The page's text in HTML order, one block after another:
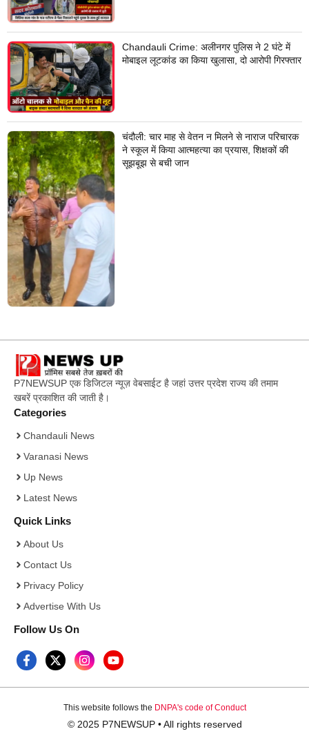
Chandauli Crime: अलीनगर पुलिस ने 2 घंटे में
मोबाइल लूटकांड का किया खुलासा, दो आरोपी गिरफ्तार
चंदौली: चार माह से वेतन न मिलने से नाराज परिचारक
ने स्कूल में किया आत्महत्या का प्रयास, शिक्षकों की
सूझबूझ से बची जान
P7NEWSUP एक डिजिटल न्यूज़ वेबसाईट है जहां उत्तर प्रदेश राज्य की तमाम
खबरें प्रकाशित की जाती है।
Categories
Chandauli News
Varanasi News
Up News
Latest News
Quick Links
About Us
Contact Us
Privacy Policy
Advertise With Us
Follow Us On
This website follows the DNPA's code of Conduct
© 2025 P7NEWSUP • All rights reserved